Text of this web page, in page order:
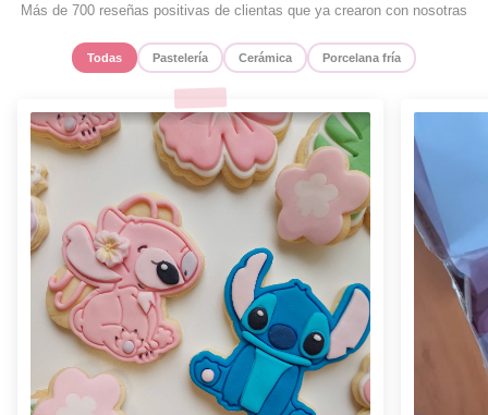
Más de 700 reseñas positivas de clientas que ya crearon con nosotras
Todas Pastelería Cerámica Porcelana fría